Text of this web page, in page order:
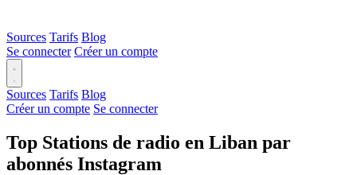
Sources Tarifs Blog
Se connecter Créer un compte
Sources Tarifs Blog
Créer un compte Se connecter
Top Stations de radio en Liban par
abonnés Instagram